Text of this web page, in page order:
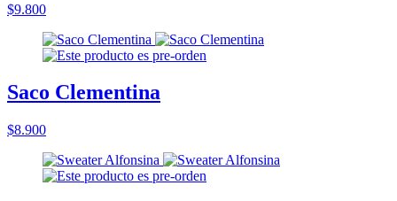
$9.800
Saco Clementina
$8.900